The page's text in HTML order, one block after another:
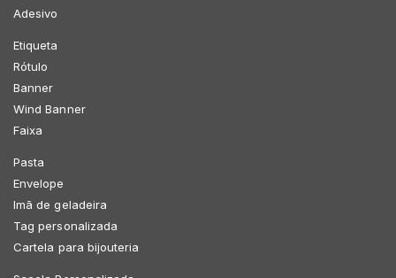
Adesivo
Etiqueta
Rótulo
Banner
Wind Banner
Faixa
Pasta
Envelope
Imã de geladeira
Tag personalizada
Cartela para bijouteria